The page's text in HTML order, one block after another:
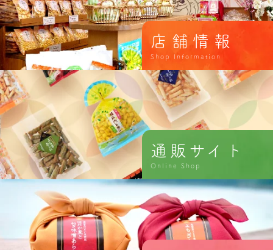
店舗情報
Shop Information
通販サイト
Online Shop